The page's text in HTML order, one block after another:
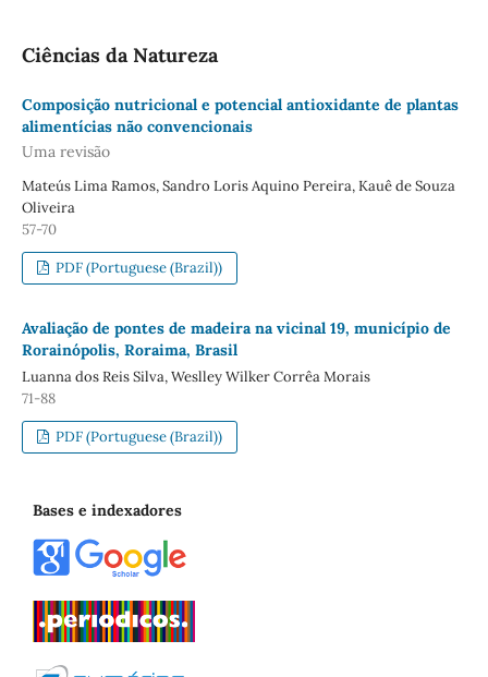
Ciências da Natureza
Composição nutricional e potencial antioxidante de plantas
alimentícias não convencionais
Uma revisão
Mateús Lima Ramos, Sandro Loris Aquino Pereira, Kauê de Souza
Oliveira
57-70
PDF (Portuguese (Brazil))
Avaliação de pontes de madeira na vicinal 19, município de
Rorainópolis, Roraima, Brasil
Luanna dos Reis Silva, Weslley Wilker Corrêa Morais
71-88
PDF (Portuguese (Brazil))
Bases e indexadores